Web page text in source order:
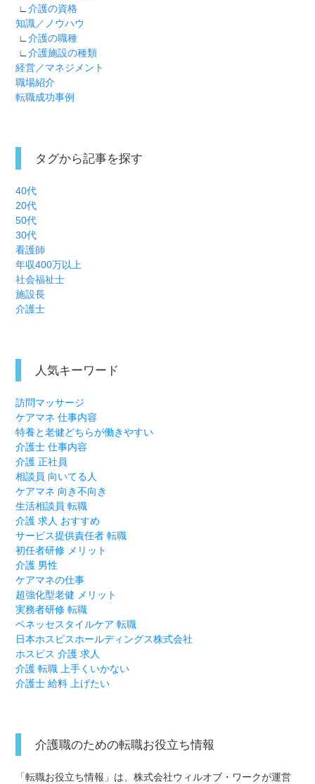
∟介護の資格
知識／ノウハウ
∟介護の職種
∟介護施設の種類
経営／マネジメント
職場紹介
転職成功事例
タグから記事を探す
40代
20代
50代
30代
看護師
年収400万以上
社会福祉士
施設長
介護士
人気キーワード
訪問マッサージ
ケアマネ 仕事内容
特養と老健どちらが働きやすい
介護士 仕事内容
介護 正社員
相談員 向いてる人
ケアマネ 向き不向き
生活相談員 転職
介護 求人 おすすめ
サービス提供責任者 転職
初任者研修 メリット
介護 男性
ケアマネの仕事
超強化型老健 メリット
実務者研修 転職
ベネッセスタイルケア 転職
日本ホスピスホールディングス株式会社
ホスピス 介護 求人
介護 転職 上手くいかない
介護士 給料 上げたい
介護職のための転職お役立ち情報
「転職お役立ち情報」は、株式会社ウィルオブ・ワークが運営